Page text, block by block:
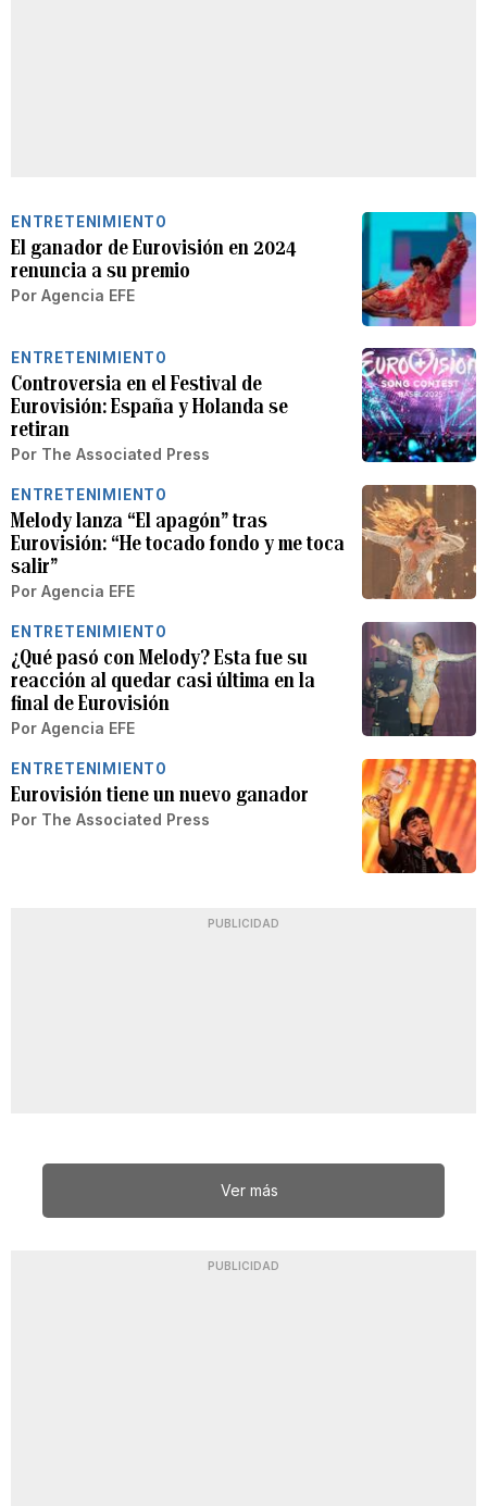
ENTRETENIMIENTO
El ganador de Eurovisión en 2024
renuncia a su premio
Por Agencia EFE
ENTRETENIMIENTO
Controversia en el Festival de
Eurovisión: España y Holanda se
retiran
Por The Associated Press
ENTRETENIMIENTO
Melody lanza “El apagón” tras
Eurovisión: “He tocado fondo y me toca
salir”
Por Agencia EFE
ENTRETENIMIENTO
¿Qué pasó con Melody? Esta fue su
reacción al quedar casi última en la
final de Eurovisión
Por Agencia EFE
ENTRETENIMIENTO
Eurovisión tiene un nuevo ganador
Por The Associated Press
PUBLICIDAD
Ver más
PUBLICIDAD